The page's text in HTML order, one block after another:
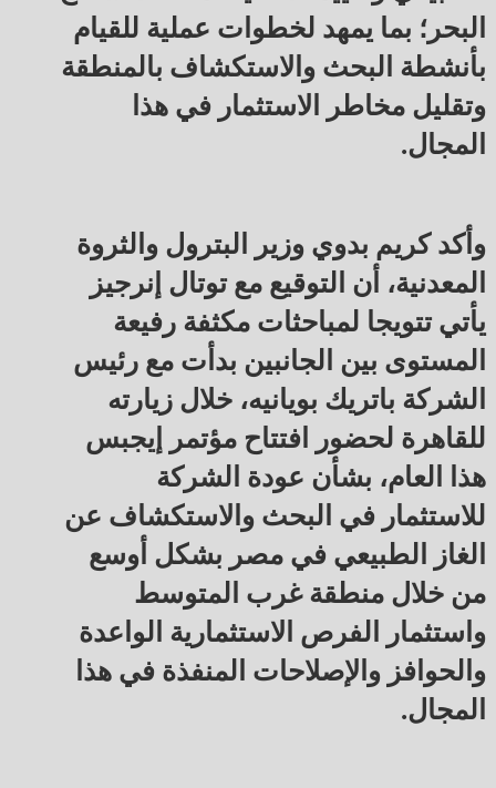
البحر؛ بما يمهد لخطوات عملية للقيام
بأنشطة البحث والاستكشاف بالمنطقة
وتقليل مخاطر الاستثمار في هذا
المجال.
وأكد كريم بدوي وزير البترول والثروة
المعدنية، أن التوقيع مع توتال إنرجيز
يأتي تتويجا لمباحثات مكثفة رفيعة
المستوى بين الجانبين بدأت مع رئيس
الشركة باتريك بويانيه، خلال زيارته
للقاهرة لحضور افتتاح مؤتمر إيجبس
هذا العام، بشأن عودة الشركة
للاستثمار في البحث والاستكشاف عن
الغاز الطبيعي في مصر بشكل أوسع
من خلال منطقة غرب المتوسط
واستثمار الفرص الاستثمارية الواعدة
والحوافز والإصلاحات المنفذة في هذا
المجال.